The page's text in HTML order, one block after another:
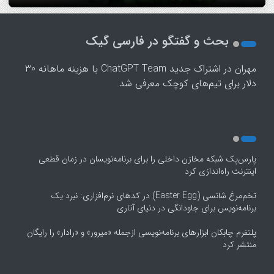
1
بحث و گفتگو در فارسی گیک
مهران در
اشتراک جدید ChatGPT Team با هزینه ماهانه 30
دلار برای تیم‌های کوچک معرفی شد
پارس‌پک شبکه مخازن داخلی را برای برنامه‌نویسان در زمان قطعی
اینترنت راه‌اندازی کرد
تخم‌مرغ شانسی (Easter Egg) در کدهای نرم‌افزاری: نبرد یک
برنامه‌نویس برای جاودانگی در دنیای آتاری
پلتفرم چابکان ابزارهای برنامه‌نویسی ازجمله «میرور» و «رادار» را رایگان
منتشر کرد